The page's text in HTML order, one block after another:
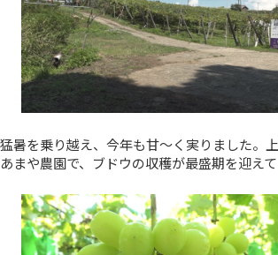
猛暑を乗り越え、今年も甘～く実りました。
あまや農園で、ブドウの収穫が最盛期を迎えて